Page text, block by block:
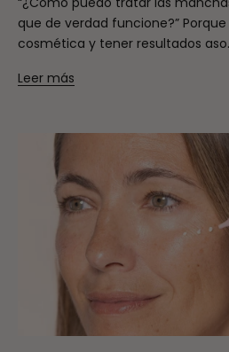
que de verdad funcione?”
cosmética y tener resultados
Leer más